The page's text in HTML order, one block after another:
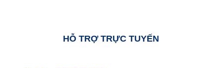
HỖ TRỢ TRỰC TUYẾN